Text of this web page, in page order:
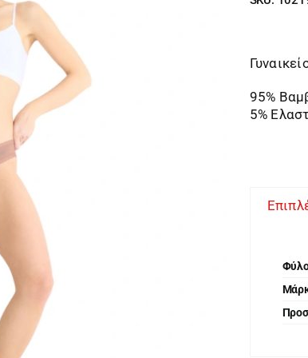
95%
5%